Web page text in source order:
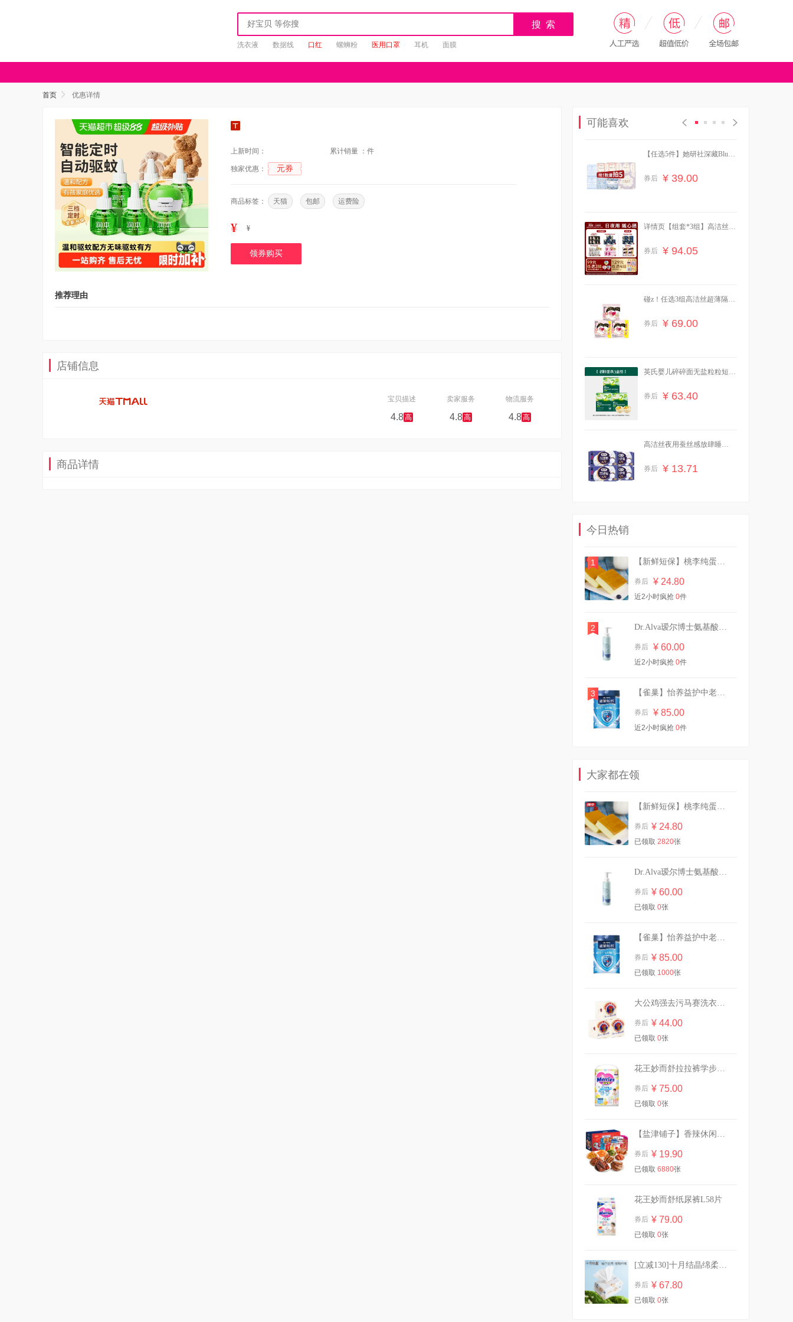
搜 索
洗衣液 数据线 口红 螺蛳粉 医用口罩 耳机 面膜
首页 优惠详情
上新时间： 累计销量 ： 件
独家优惠： 元券
商品标签： 天猫 包邮 运费险
¥ ¥
领券购买
推荐理由
店铺信息
宝贝描述
4.8高
卖家服务
4.8高
物流服务
4.8高
商品详情
可能喜欢
【任选5件】她研社深藏Blue
券后 ¥ 39.00
详情页【组套*3组】高洁丝卫
券后 ¥ 94.05
碰z！任选3组高洁丝超薄隔菌
券后 ¥ 69.00
英氏婴儿碎碎面无盐粒粒短面
券后 ¥ 63.40
高洁丝夜用蚕丝感放肆睡
券后 ¥ 13.71
干皮水润版
强生婴儿油宝宝抚触按摩润肤
券后
¥ 25.90
网易严选！空气清新剂浴室香
券后 ¥ 10.90
护理100g*2支
券后 ¥ 36.60
蕉下无痕防晒面罩女防紫外线
全脸口罩
券后 ¥ 63.90
参半酵素氨基酸牙膏牙刷
乌江榨菜外婆菜萝卜海带丝
券后 ¥ 18.01
券后 ¥ 37.90
今日热销
1 【新鲜短保】桃李纯蛋糕720g营养早餐
券后 ¥ 24.80
近2小时疯抢 0件
2 Dr.Alva瑷尔博士氨基酸洁颜蜜120ml
券后 ¥ 60.00
近2小时疯抢 0件
3 【雀巢】怡养益护中老年成人奶粉850g
券后 ¥ 85.00
近2小时疯抢 0件
大家都在领
【新鲜短保】桃李纯蛋糕720g营养早餐
券后 ¥ 24.80
已领取 2820张
Dr.Alva瑷尔博士氨基酸洁颜蜜120ml
券后 ¥ 60.00
已领取 0张
【雀巢】怡养益护中老年成人奶粉850g
券后 ¥ 85.00
已领取 1000张
大公鸡强去污马赛洗衣皂300g*3块
券后 ¥ 44.00
已领取 0张
花王妙而舒拉拉裤学步裤L44片
券后 ¥ 75.00
已领取 0张
【盐津铺子】香辣休闲零食大礼包30包
券后 ¥ 19.90
已领取 6880张
花王妙而舒纸尿裤L58片
券后 ¥ 79.00
已领取 0张
[立减130]十月结晶绵柔巾加厚洗脸巾80抽*10
券后 ¥ 67.80
已领取 0张